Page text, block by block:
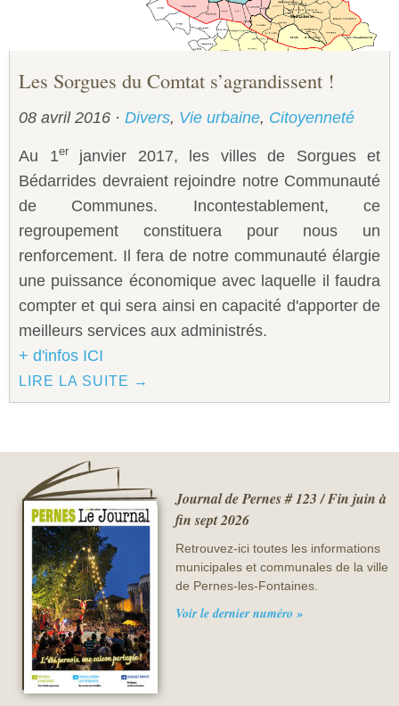
Les Sorgues du Comtat s’agrandissent !
08 avril 2016 · Divers, Vie urbaine, Citoyenneté
Au 1erjanvier 2017, les villes de Sorgues et
Bédarrides devraient rejoindre notre Communauté
de Communes. Incontestablement, ce
regroupement constituera pour nous un
renforcement. Il fera de notre communauté élargie
une puissance économique avec laquelle il faudra
compter et qui sera ainsi en capacité d'apporter de
meilleurs services aux administrés.
+ d'infos ICI
LIRE LA SUITE →
Journal de Pernes # 123 / Fin juin à
fin sept 2026
Retrouvez-ici toutes les informations
municipales et communales de la ville
de Pernes-les-Fontaines.
Voir le dernier numéro »